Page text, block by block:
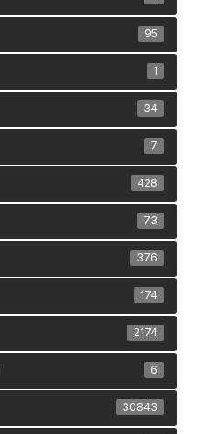
95
1
34
7
428
73
376
174
2174
6
30843